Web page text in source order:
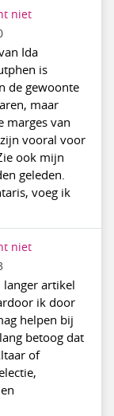
niet
Ida
is
de gewoonte
maar
marges van
vooral voor
ook mijn
geleden.
voeg ik
niet
langer artikel
ik door
helpen bij
betoog dat
of